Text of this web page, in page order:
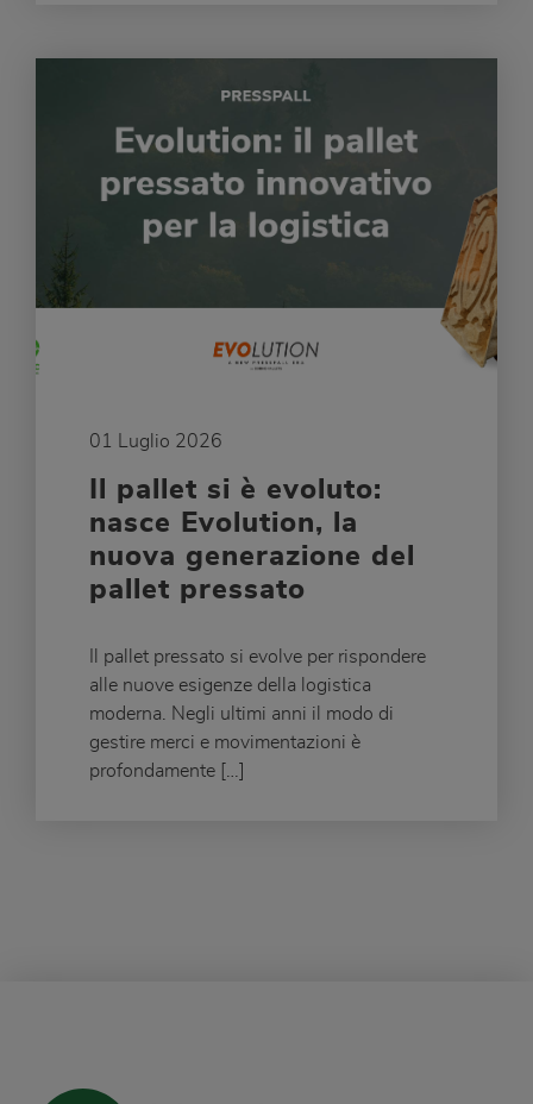
01 Luglio 2026
Il pallet si è evoluto:
nasce Evolution, la
nuova generazione del
pallet pressato
Il pallet pressato si evolve per rispondere
alle nuove esigenze della logistica
moderna. Negli ultimi anni il modo di
gestire merci e movimentazioni è
profondamente […]